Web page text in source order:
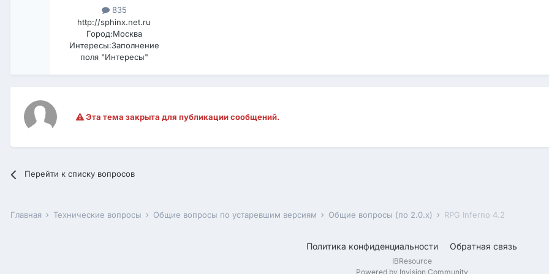
835
http://sphinx.net.ru
Город:Москва
Интересы:Заполнение
поля "Интересы"
Эта тема закрыта для публикации сообщений.
Перейти к списку вопросов
Главная Технические вопросы Общие вопросы по устаревшим версиям Общие вопросы (по 2.0.x) RPG Inferno 4.2
Политика конфиденциальности Обратная связь
IBResource
Powered by Invision Community